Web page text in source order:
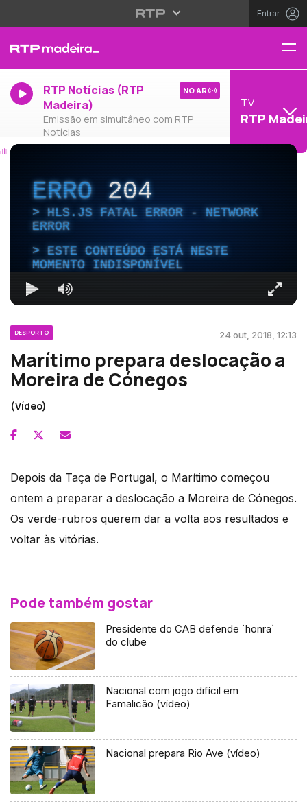
Entrar
RTP Notícias (RTP
Madeira)
Emissão em simultâneo com RTP
Notícias
NO AR
TV
RTP
ERRO204
HLS.JS FATAL ERROR - NETWORK
ERROR
ESTE CONTEÚDO ESTÁ NESTE
MOMENTO INDISPONÍVEL
DESPORTO 24 out, 2018, 12:13
Marítimo prepara deslocação a
Moreira de Cónegos
(Vídeo)
Depois da Taça de Portugal, o Marítimo começou
ontem a preparar a deslocação a Moreira de Cónegos.
Os verde-rubros querem dar a volta aos resultados e
voltar às vitórias.
Pode também gostar
Presidente do CAB defende `honra`
do clube
Nacional com jogo difícil em
Famalicão (vídeo)
Nacional prepara Rio Ave (vídeo)